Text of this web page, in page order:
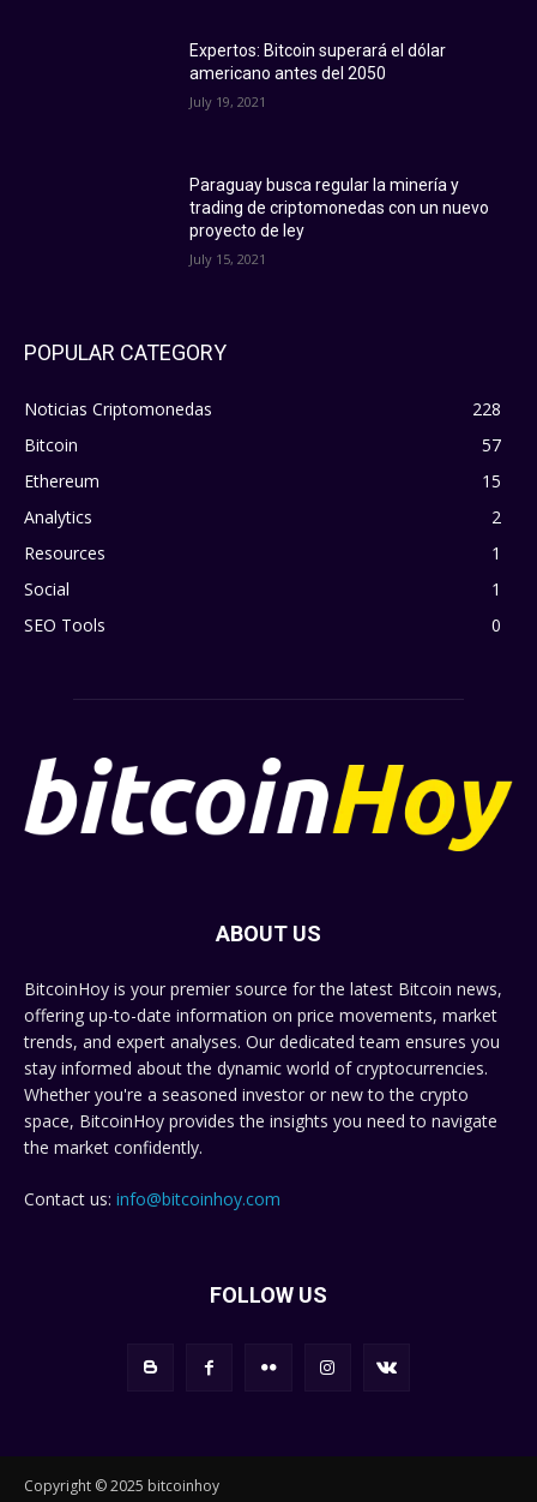
Expertos: Bitcoin superará el dólar
americano antes del 2050
July 19, 2021
Paraguay busca regular la minería y
trading de criptomonedas con un nuevo
proyecto de ley
July 15, 2021
POPULAR CATEGORY
Noticias Criptomonedas
228
Bitcoin
57
Ethereum
15
Analytics
2
Resources
1
Social
1
SEO Tools
0
ABOUT US
BitcoinHoy is your premier source for the latest Bitcoin news,
offering up-to-date information on price movements, market
trends, and expert analyses. Our dedicated team ensures you
stay informed about the dynamic world of cryptocurrencies.
Whether you're a seasoned investor or new to the crypto
space, BitcoinHoy provides the insights you need to navigate
the market confidently.
Contact us: info@bitcoinhoy.com
FOLLOW US
Copyright © 2025 bitcoinhoy